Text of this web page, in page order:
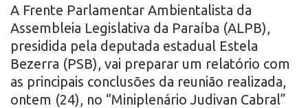
A Frente Parlamentar Ambientalista da
Assembleia Legislativa da Paraíba (ALPB),
presidida pela deputada estadual Estela
Bezerra (PSB), vai preparar um relatório com
as principais conclusões da reunião realizada,
ontem (24), no “Miniplenário Judivan Cabral”